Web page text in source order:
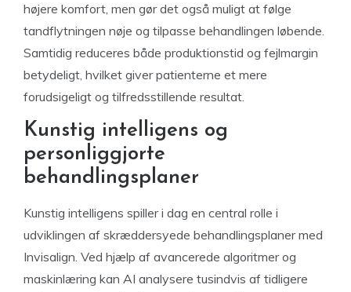
højere komfort, men gør det også muligt at følge
tandflytningen nøje og tilpasse behandlingen løbende.
Samtidig reduceres både produktionstid og fejlmargin
betydeligt, hvilket giver patienterne et mere
forudsigeligt og tilfredsstillende resultat.
Kunstig intelligens og
personliggjorte
behandlingsplaner
Kunstig intelligens spiller i dag en central rolle i
udviklingen af skræddersyede behandlingsplaner med
Invisalign. Ved hjælp af avancerede algoritmer og
maskinlæring kan AI analysere tusindvis af tidligere